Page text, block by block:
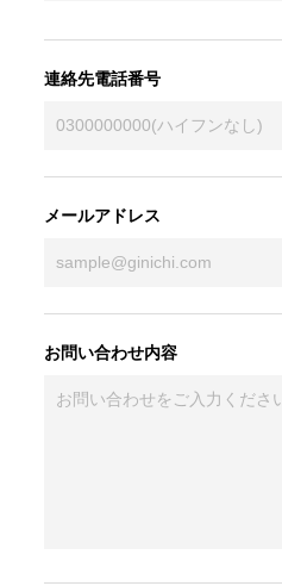
連絡先電話番号
メールアドレス
お問い合わせ内容